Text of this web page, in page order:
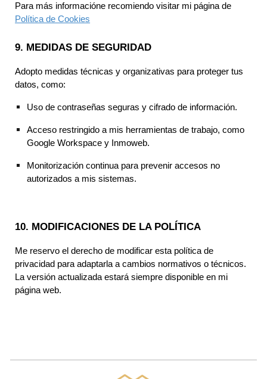
Para más informacióne recomiendo visitar mi página de
Política de Cookies
9. MEDIDAS DE SEGURIDAD
Adopto medidas técnicas y organizativas para proteger tus
datos, como:
Uso de contraseñas seguras y cifrado de información.
Acceso restringido a mis herramientas de trabajo, como
Google Workspace y Inmoweb.
Monitorización continua para prevenir accesos no
autorizados a mis sistemas.
10. MODIFICACIONES DE LA POLÍTICA
Me reservo el derecho de modificar esta política de
privacidad para adaptarla a cambios normativos o técnicos.
La versión actualizada estará siempre disponible en mi
página web.